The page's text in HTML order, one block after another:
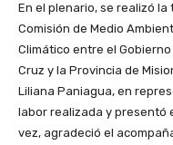
En el plenario, se realizó
Comisión de Medio
Climático entre el
Cruz y la Provincia de
Liliana Paniagua, en
labor realizada y presentó
vez, agradeció el